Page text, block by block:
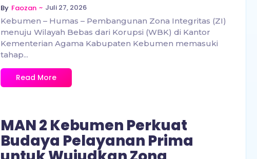
By Faozan ~ Juli 27, 2026
Kebumen – Humas – Pembangunan Zona Integritas (ZI)
menuju Wilayah Bebas dari Korupsi (WBK) di Kantor
Kementerian Agama Kabupaten Kebumen memasuki
tahap...
Read More
MAN 2 Kebumen Perkuat
Budaya Pelayanan Prima